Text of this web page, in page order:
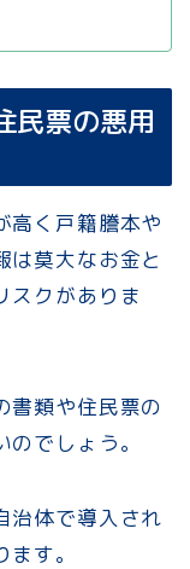
民票の悪用
高く戸籍謄本や
は莫大なお金と
スクがありま
書類や住民票の
でしょう。
治体で導入され
ます。